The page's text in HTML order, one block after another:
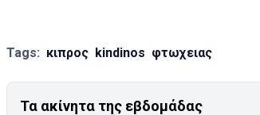
Tags: κιπρος kindinos φτωχειας
Τα ακίνητα της εβδομάδας